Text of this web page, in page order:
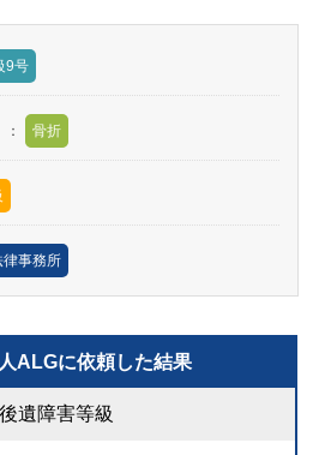
9号
骨折
律事務所
ALGに依頼した結果
後遺障害等級